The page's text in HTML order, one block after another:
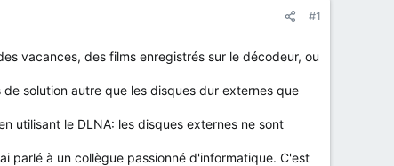
#1
vacances, des films enregistrés sur le décodeur, ou
solution autre que les disques dur externes que
utilisant le DLNA: les disques externes ne sont
parlé à un collègue passionné d'informatique. C'est